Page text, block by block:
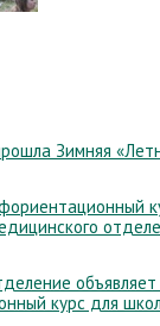
Зимняя
курс для